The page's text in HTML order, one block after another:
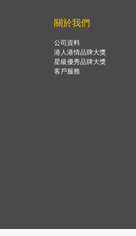
關於我們
公司資料
港人港情品牌大獎
星級優秀品牌大獎
客戶服務